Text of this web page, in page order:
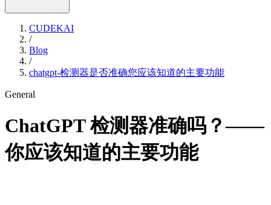
CUDEKAI
/
Blog
/
chatgpt-检测器是否准确您应该知道的主要功能
General
ChatGPT 检测器准确吗？——
你应该知道的主要功能